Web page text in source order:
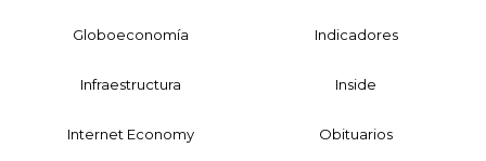
Globoeconomía Indicadores
Infraestructura Inside
Internet Economy Obituarios